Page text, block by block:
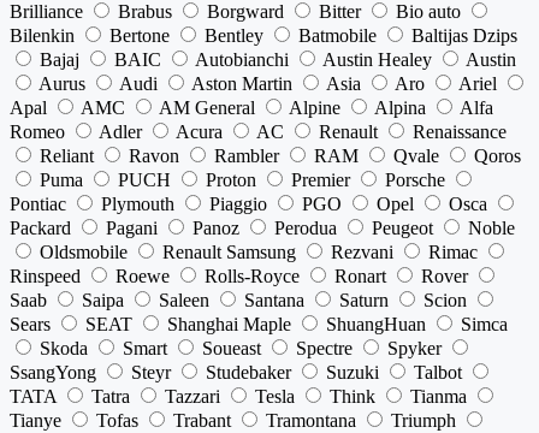
Brilliance
Brabus Borgward Bitter
Bio auto
Bilenkin
Bertone Bentley Batmobile
Baltijas Dzips
Bajaj
BAIC Autobianchi Austin Healey
Austin
Aurus
Audi Aston Martin Asia Aro
Ariel
Apal
AMC AM General Alpine Alpina
Alfa
Romeo
Adler Acura AC Renault
Renaissance
Reliant
Ravon Rambler RAM Qvale
Qoros
Puma
PUCH Proton Premier
Porsche
Pontiac
Plymouth Piaggio PGO Opel
Osca
Packard
Pagani Panoz Perodua Peugeot
Noble
Oldsmobile
Renault Samsung Rezvani
Rimac
Rinspeed
Roewe Rolls-Royce Ronart
Rover
Saab
Saipa Saleen Santana Saturn
Scion
Sears
SEAT Shanghai Maple ShuangHuan
Simca
Skoda
Smart Soueast Spectre
Spyker
SsangYong
Steyr Studebaker Suzuki
Talbot
TATA
Tatra Tazzari Tesla Think
Tianma
Tianye
Tofas Trabant Tramontana
Triumph